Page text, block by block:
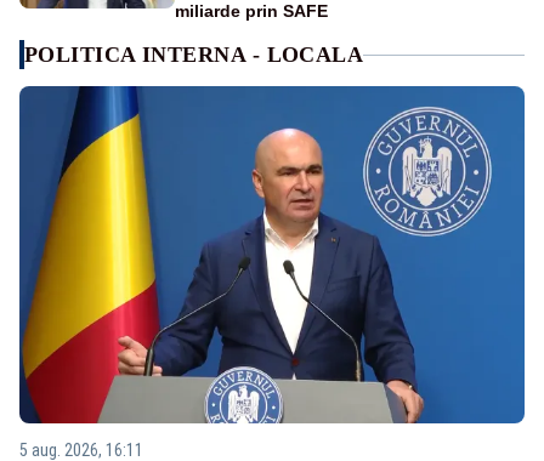
miliarde prin SAFE
POLITICA INTERNA - LOCALA
5 aug. 2026, 16:11